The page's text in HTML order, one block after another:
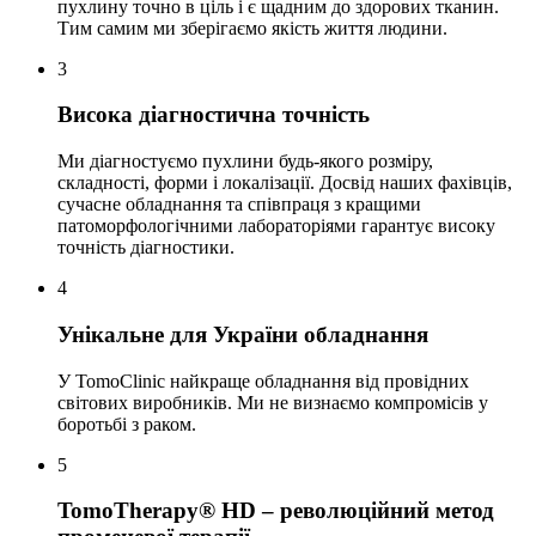
пухлину точно в ціль і є щадним до здорових тканин.
Тим самим ми зберігаємо якість життя людини.
3
Висока діагностична точність
Ми діагностуємо пухлини будь-якого розміру,
складності, форми і локалізації. Досвід наших фахівців,
сучасне обладнання та співпраця з кращими
патоморфологічними лабораторіями гарантує високу
точність діагностики.
4
Унікальне для України обладнання
У TomoClinic найкраще обладнання від провідних
світових виробників. Ми не визнаємо компромісів у
боротьбі з раком.
5
TomoTherapy® HD – революційний метод